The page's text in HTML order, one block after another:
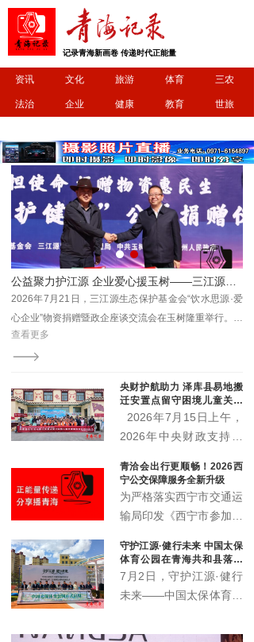
记录青海新画卷 传递时代正能量
资讯 文化 旅游 体育 三农
法治 企业 健康 教育 世旅
公益聚力护江源 企业爱心援玉树——三江源生态保护基金会爱心企业捐赠暨座谈交流会顺利举行
2026年7月21日，三江源生态保护基金会“饮水思源·爱
心企业”物资捐赠暨政企座谈交流会在玉树隆重举行。三
江源生态保护基金会理事长杜捷、副理事长白宗科，玉
树州政协副主席才多杰、郑州安图生物科技有限公司总
弓鸽出席活动。州直相关部门、三江源国家公园各园区
管委会及基层代表参加活动。
查看更多
央财护航助力 泽库县易地搬
迁安置点留守困境儿童关爱
项目启动
2026年7月15日上午，
2026年中央财政支持社
——泽库县牧区易地搬迁
安置点留守困境儿童关爱
服务项目，在泽库县东格
青洽会出行更顺畅！2026西
宁公交保障服务全新升级
为严格落实西宁市交通运
输局印发《西宁市参加第
投资贸易洽谈会交通运输
服务保障工作方案》的通
知要求，西宁公交集团将
守护江源·健行未来 中国太保
体育公园在青海共和县落成
仪式圆满举办
7月2日，守护江源·健行
未来——中国太保体育公
绿色保险捐赠仪式在青海